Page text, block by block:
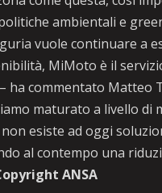
ambientali e
vuole continuare a
MiMoto è il
ha commentato Matteo
maturato a livello
esiste ad oggi
al contempo una
ANSA